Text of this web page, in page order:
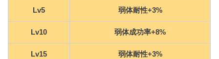
Lv5 弱体耐性+3%
Lv10 弱体成功率+8%
Lv15 弱体耐性+3%